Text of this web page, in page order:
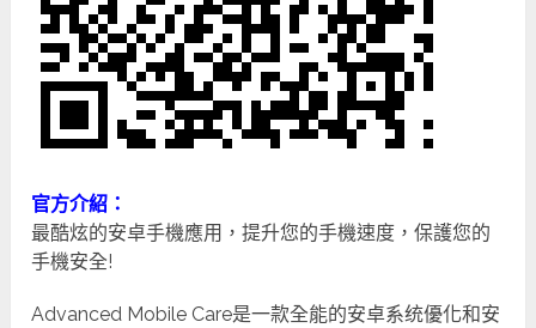
官方介紹：
最酷炫的安卓手機應用，提升您的手機速度，保護您的
手機安全!
Advanced Mobile Care是一款全能的安卓系统優化和安